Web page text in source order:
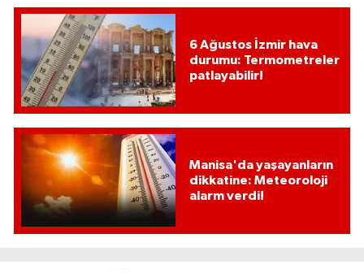
6 Ağustos İzmir hava
durumu: Termometreler
patlayabilir!
Manisa'da yaşayanların
dikkatine: Meteoroloji
alarm verdi!